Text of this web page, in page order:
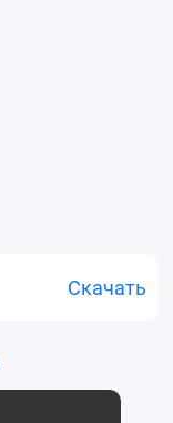
Скачать